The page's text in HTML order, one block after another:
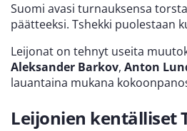
Suomi avasi turnauksensa
päätteeksi. Tshekki puolestaan
Leijonat on tehnyt useita
Aleksander Barkov, Anton
lauantaina mukana
Leijonien kentälliset